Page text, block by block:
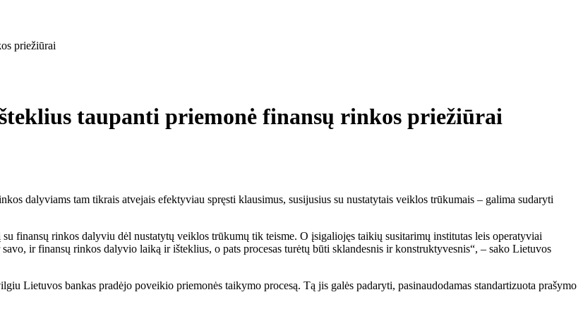
priežiūrai
taupanti priemonė finansų rinkos priežiūrai
dalyviams tam tikrais atvejais efektyviau spręsti klausimus, susijusius su nustatytais veiklos trūkumais – galima sudaryti
finansų rinkos dalyviu dėl nustatytų veiklos trūkumų tik teisme. O įsigaliojęs taikių susitarimų institutas leis operatyviai
ir finansų rinkos dalyvio laiką ir išteklius, o pats procesas turėtų būti sklandesnis ir konstruktyvesnis“, – sako Lietuvos
Lietuvos bankas pradėjo poveikio priemonės taikymo procesą. Tą jis galės padaryti, pasinaudodamas standartizuota prašymo